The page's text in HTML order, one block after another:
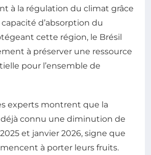
à la régulation du climat grâce
d’absorption du
cette région, le Brésil
à préserver une ressource
pour l’ensemble de
experts montrent que la
connu une diminution de
et janvier 2026, signe que
à porter leurs fruits.